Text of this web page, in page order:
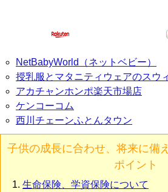
NetBabyWorld（ネットベビー）
授乳服とマタニティウェアのスウ
アカチャンホンポ楽天市場店
ケンコーコム
西川チェーンふとんタウン
子供の成長に合わせ、将来に備
ポイント
生命保険、学資保険について